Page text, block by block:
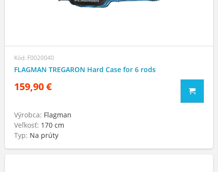
Kód: F0020040
FLAGMAN TREGARON Hard Case for 6 rods
159,90 €
Výrobca: Flagman
Veľkosť: 170 cm
Typ: Na prúty